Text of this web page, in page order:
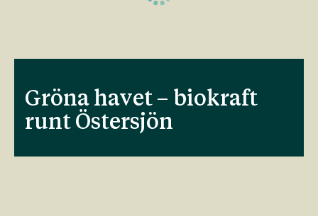
Gröna havet – biokraft
runt Östersjön